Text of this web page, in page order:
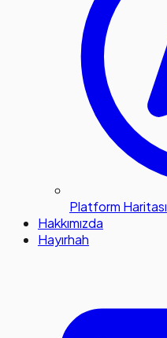
Platform Haritası
Hakkımızda
Hayırhah